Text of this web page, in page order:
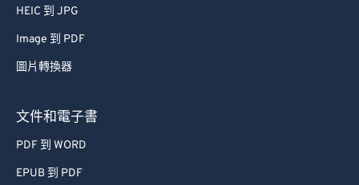
HEIC 到 JPG
Image 到 PDF
圖片轉換器
文件和電子書
PDF 到 WORD
EPUB 到 PDF